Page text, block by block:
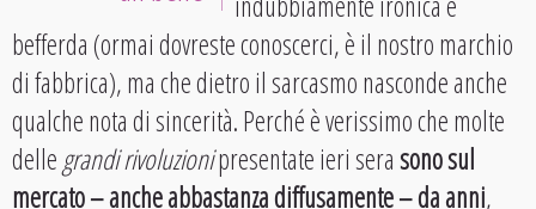
befferda (ormai dovreste conoscerci, è il nostro marchio
di fabbrica), ma che dietro il sarcasmo nasconde anche
qualche nota di sincerità. Perché è verissimo che molte
dellegrandi rivoluzionipresentate ieri serasono sul
mercato – anche abbastanza diffusamente – da anni,